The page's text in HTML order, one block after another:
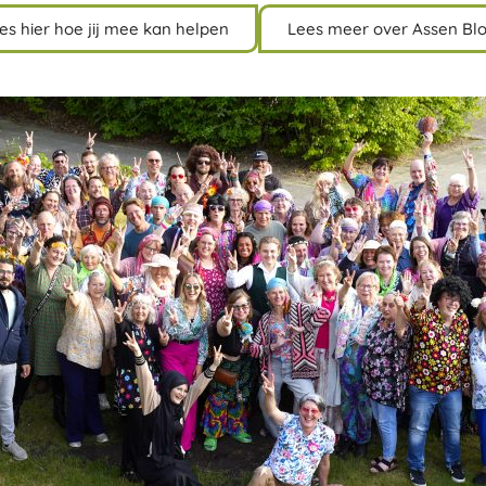
hier hoe jij mee kan helpen Lees meer over Assen